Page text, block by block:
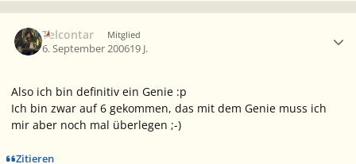
Telcontar Mitglied
6. September 200619 J.
Also ich bin definitiv ein Genie :p
Ich bin zwar auf 6 gekommen, das mit dem Genie muss ich
mir aber noch mal überlegen ;-)
Zitieren